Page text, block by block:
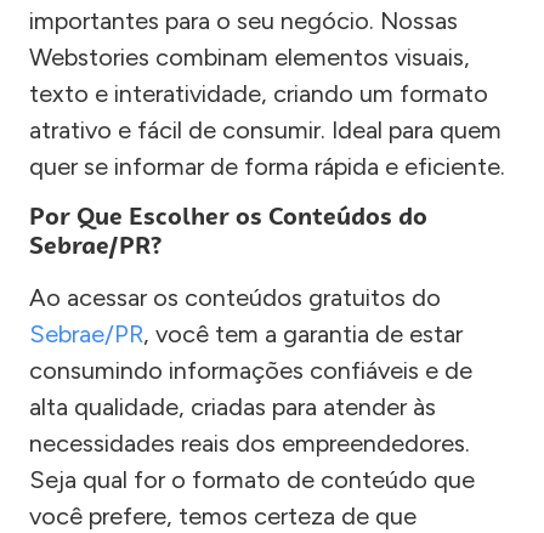
importantes para o seu negócio. Nossas
Webstories combinam elementos visuais,
texto e interatividade, criando um formato
atrativo e fácil de consumir. Ideal para quem
quer se informar de forma rápida e eficiente.
Por Que Escolher os Conteúdos do
Sebrae/PR?
Ao acessar os conteúdos gratuitos do
Sebrae/PR, você tem a garantia de estar
consumindo informações confiáveis e de
alta qualidade, criadas para atender às
necessidades reais dos empreendedores.
Seja qual for o formato de conteúdo que
você prefere, temos certeza de que